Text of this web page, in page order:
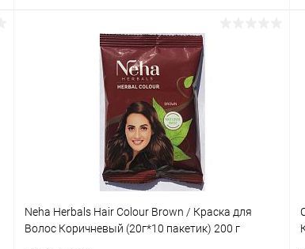
В корзину
Купить в 1 клик Сравнение
Под заказ
Neha Herbals Hair Colour Brown / Краска для
Волос Коричневый (20г*10 пакетик) 200 г